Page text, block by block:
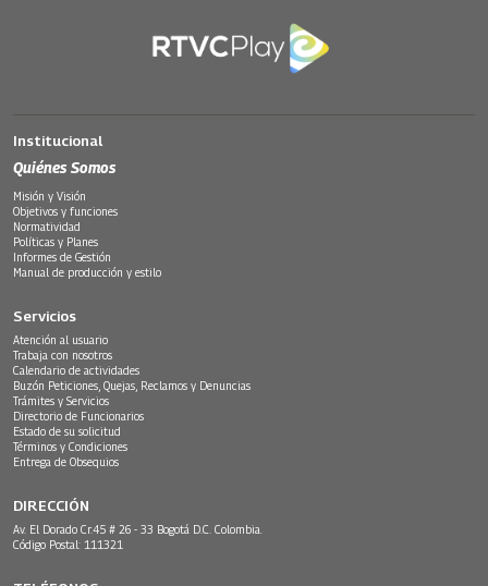
Institucional
Quiénes Somos
Misión y Visión
Objetivos y funciones
Normatividad
Políticas y Planes
Informes de Gestión
Manual de producción y estilo
Servicios
Atención al usuario
Trabaja con nosotros
Calendario de actividades
Buzón Peticiones, Quejas, Reclamos y Denuncias
Trámites y Servicios
Directorio de Funcionarios
Estado de su solicitud
Términos y Condiciones
Entrega de Obsequios
DIRECCIÓN
Av. El Dorado Cr.45 # 26 - 33 Bogotá D.C. Colombia.
Código Postal: 111321